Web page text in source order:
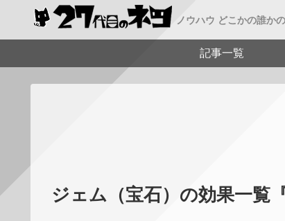
ノウハウ どこかの誰か
記事一覧
ジェム（宝石）の効果一覧